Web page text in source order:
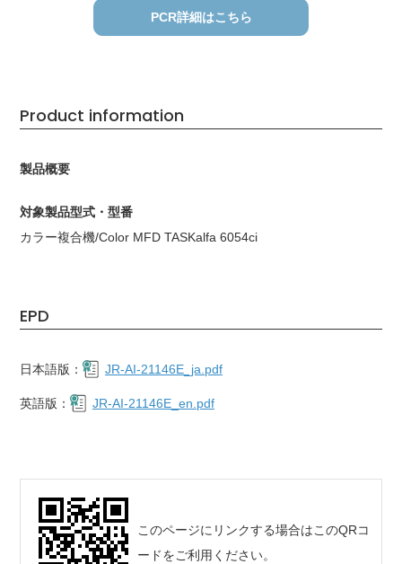
PCR詳細はこちら
Product information
製品概要
対象製品型式・型番
カラー複合機/Color MFD TASKalfa 6054ci
EPD
日本語版： JR-AI-21146E_ja.pdf
英語版： JR-AI-21146E_en.pdf
このページにリンクする場合はこのQRコ
ードをご利用ください。